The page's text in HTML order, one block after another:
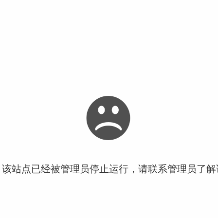
站点已经被管理员停止运行，请联系管理员了